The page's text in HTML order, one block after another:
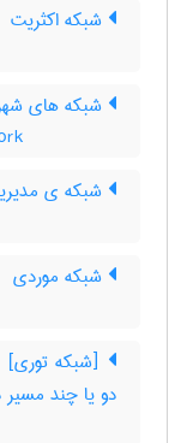
شبکه اکثریت
شبکه های
شبکه ی
شبکه موردی
[شبکه توری]
دو یا چند مسیر